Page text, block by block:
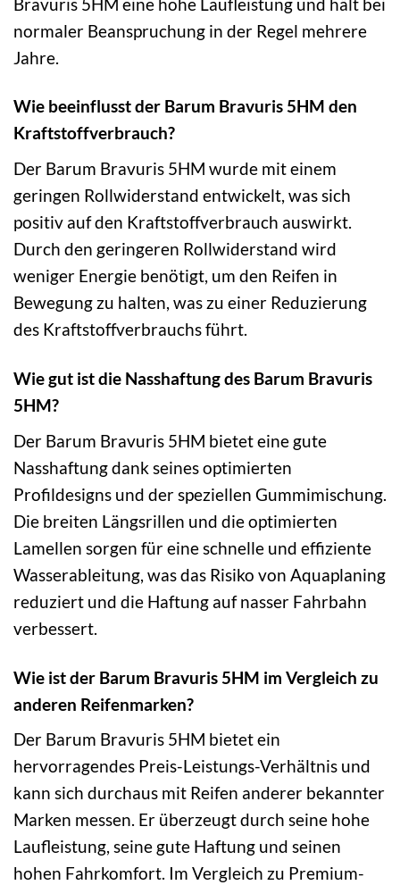
normaler Beanspruchung in der Regel mehrere
Jahre.
Wie beeinflusst der Barum Bravuris 5HM den
Kraftstoffverbrauch?
Der Barum Bravuris 5HM wurde mit einem
geringen Rollwiderstand entwickelt, was sich
positiv auf den Kraftstoffverbrauch auswirkt.
Durch den geringeren Rollwiderstand wird
weniger Energie benötigt, um den Reifen in
Bewegung zu halten, was zu einer Reduzierung
des Kraftstoffverbrauchs führt.
Wie gut ist die Nasshaftung des Barum Bravuris
5HM?
Der Barum Bravuris 5HM bietet eine gute
Nasshaftung dank seines optimierten
Profildesigns und der speziellen Gummimischung.
Die breiten Längsrillen und die optimierten
Lamellen sorgen für eine schnelle und effiziente
Wasserableitung, was das Risiko von Aquaplaning
reduziert und die Haftung auf nasser Fahrbahn
verbessert.
Wie ist der Barum Bravuris 5HM im Vergleich zu
anderen Reifenmarken?
Der Barum Bravuris 5HM bietet ein
hervorragendes Preis-Leistungs-Verhältnis und
kann sich durchaus mit Reifen anderer bekannter
Marken messen. Er überzeugt durch seine hohe
Laufleistung, seine gute Haftung und seinen
hohen Fahrkomfort. Im Vergleich zu Premium-